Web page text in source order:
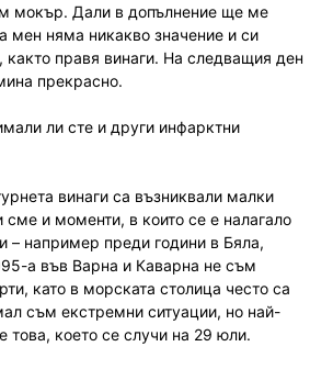
мокър. Дали в допълнение ще ме
мен няма никакво значение и си
както правя винаги. На следващия ден
прекрасно.
ли сте и други инфарктни
винаги са възниквали малки
и моменти, в които се е налагало
– например преди години в Бяла,
а във Варна и Каварна не съм
като в морската столица често са
съм екстремни ситуации, но най-
това, което се случи на 29 юли.